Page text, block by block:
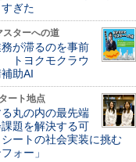
ぎた
ターへの道
が滞るのを事前
トヨクモクラウ
助AI
ート地点
丸の内の最先端
題を解決する可
ートの社会実装に挑む
ォー」